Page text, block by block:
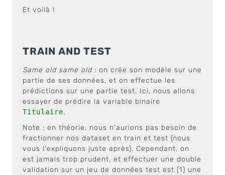
Et voilà !
TRAIN AND TEST
Same old same old: on crée son modèle sur une
partie de ses données, et on effectue les
prédictions sur une partie test. Ici, nous allons
essayer de prédire la variable binaire
Titulaire.
Note : en théorie, nous n'aurions pas besoin de
fractionner nos dataset en train et test (nous
vous l'expliquons juste après). Cependant, on
est jamais trop prudent, et effectuer une double
validation sur un jeu de données test est (1) une